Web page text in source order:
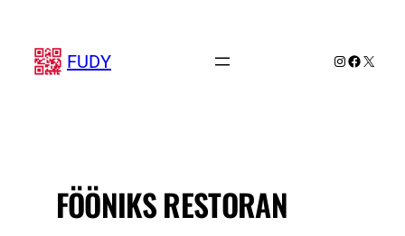
juurde
FUDY Instagram
X
FÖÖNIKS RESTORAN